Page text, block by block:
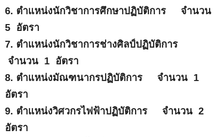
6. ตำแหน่งนักวิชาการศึกษาปฏิบัติการ จำนวน
5 อัตรา
7. ตำแหน่งนักวิชาการช่างศิลป์ปฏิบัติการ
จำนวน 1 อัตรา
8. ตำแหน่งมัณฑนากรปฏิบัติการ จำนวน 1
อัตรา
9. ตำแหน่งวิศวกรไฟฟ้าปฏิบัติการ จำนวน 2
อัตรา